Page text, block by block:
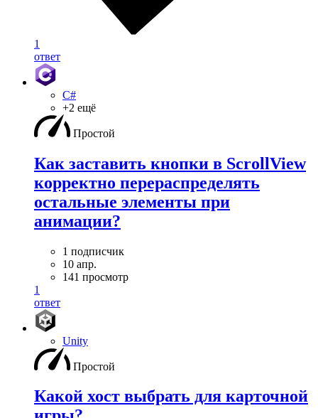
1
ответ
C#
+2 ещё
Простой
Как заставить кнопки в ScrollView
корректно перераспределять
остальные элементы при
анимации?
1 подписчик
10 апр.
141 просмотр
1
ответ
Unity
Простой
Какой хост выбрать для карточной